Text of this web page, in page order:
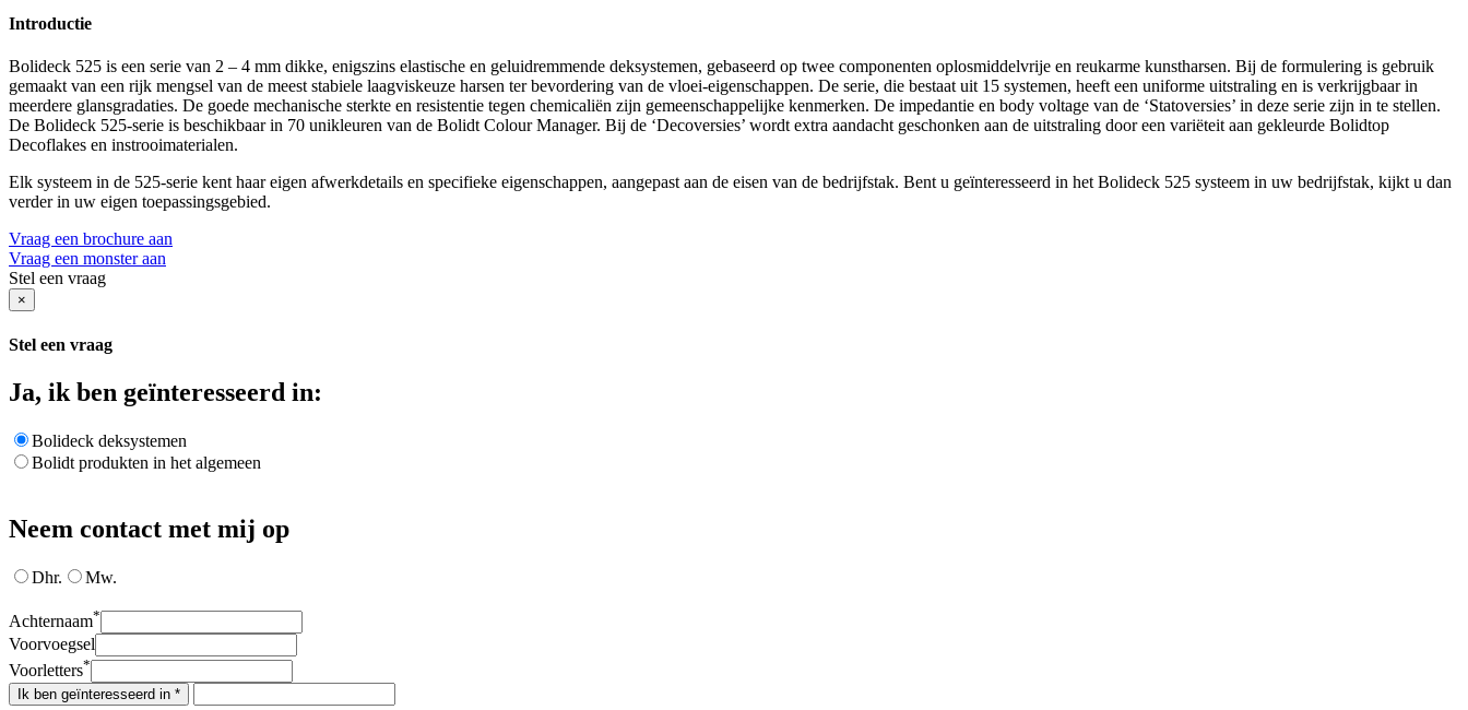
Introductie
Bolideck 525 is een serie van 2 – 4 mm dikke, enigszins elastische en geluidremmende deksystemen, gebaseerd op twee componenten oplosmiddelvrije en reukarme kunstharsen. Bij de formulering is gebruik
gemaakt van een rijk mengsel van de meest stabiele laagviskeuze harsen ter bevordering van de vloei-eigenschappen. De serie, die bestaat uit 15 systemen, heeft een uniforme uitstraling en is verkrijgbaar in
meerdere glansgradaties. De goede mechanische sterkte en resistentie tegen chemicaliën zijn gemeenschappelijke kenmerken. De impedantie en body voltage van de ‘Statoversies’ in deze serie zijn in te stellen.
De Bolideck 525-serie is beschikbaar in 70 unikleuren van de Bolidt Colour Manager. Bij de ‘Decoversies’ wordt extra aandacht geschonken aan de uitstraling door een variëteit aan gekleurde Bolidtop
Decoflakes en instrooimaterialen.
Elk systeem in de 525-serie kent haar eigen afwerkdetails en specifieke eigenschappen, aangepast aan de eisen van de bedrijfstak. Bent u geïnteresseerd in het Bolideck 525 systeem in uw bedrijfstak, kijkt u dan
verder in uw eigen toepassingsgebied.
Vraag een brochure aan
Vraag een monster aan
Stel een vraag
×
Stel een vraag
Ja, ik ben geïnteresseerd in:
Bolideck deksystemen
Bolidt produkten in het algemeen
Neem contact met mij op
Dhr. Mw.
Achternaam*
Voorvoegsel
Voorletters*
Ik ben geïnteresseerd in *